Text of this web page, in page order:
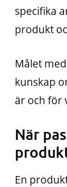
specifika
produkt
Målet
kunskap
är och för
När
En